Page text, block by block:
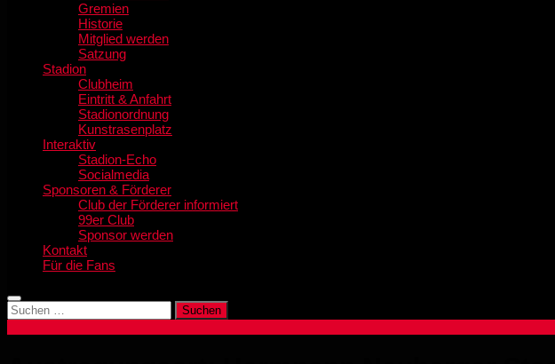
Gremien
Historie
Mitglied werden
Satzung
Stadion
Clubheim
Eintritt & Anfahrt
Stadionordnung
Kunstrasenplatz
Interaktiv
Stadion-Echo
Socialmedia
Sponsoren & Förderer
Club der Förderer informiert
99er Club
Sponsor werden
Kontakt
Für die Fans
Suchen
nach: